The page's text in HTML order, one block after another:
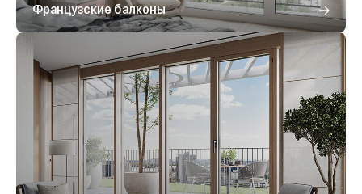
Французские балконы